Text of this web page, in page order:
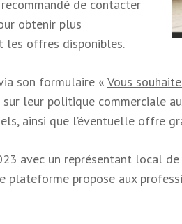
de contacter
obtenir plus
les offres disponibles.
son formulaire « Vous
leur politique commerciale
ainsi que l’éventuelle offre
avec un représentant local
plateforme propose aux